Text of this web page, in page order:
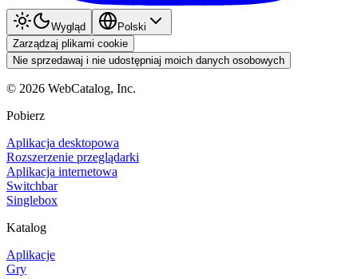
Wygląd
Polski
Zarządzaj plikami cookie
Nie sprzedawaj i nie udostępniaj moich danych osobowych
© 2026 WebCatalog, Inc.
Pobierz
Aplikacja desktopowa
Rozszerzenie przeglądarki
Aplikacja internetowa
Switchbar
Singlebox
Katalog
Aplikacje
Gry